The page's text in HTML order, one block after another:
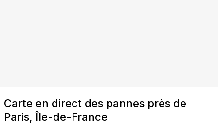
Carte en direct des pannes près de
Paris, Île-de-France